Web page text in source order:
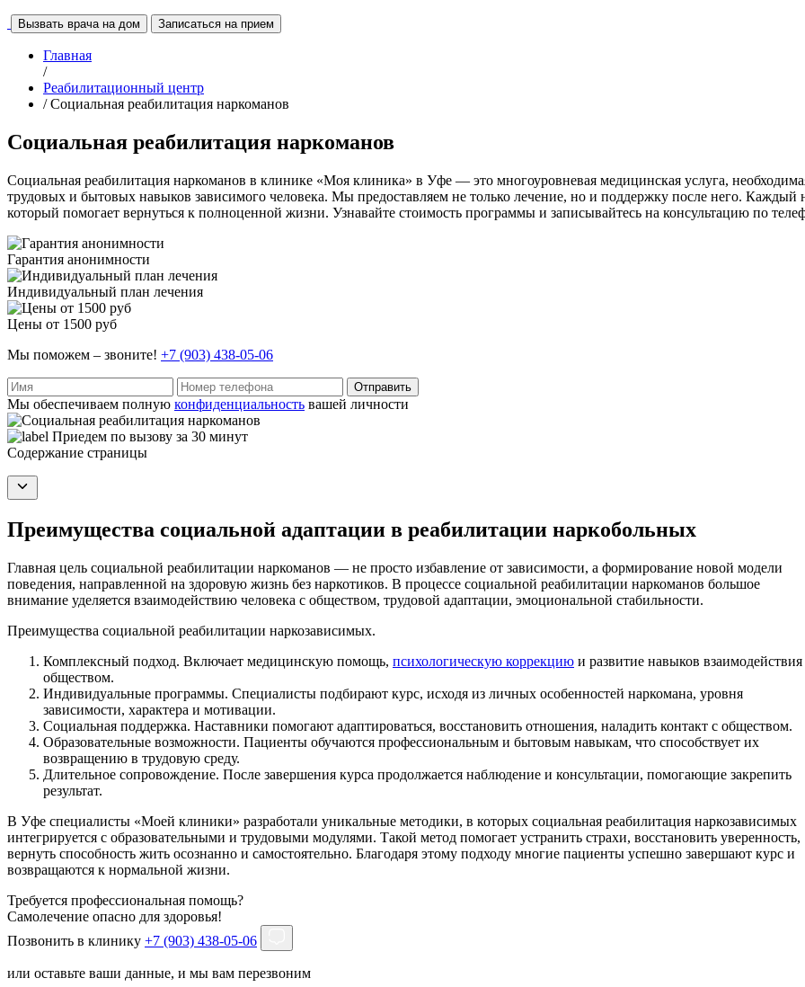
Вызвать врача на дом Записаться на прием
Главная
/
Реабилитационный центр
/ Социальная реабилитация наркоманов
Социальная реабилитация наркоманов
Социальная реабилитация наркоманов в клинике «Моя клиника» в Уфе — это многоуровневая медицинская услуга,
трудовых и бытовых навыков зависимого человека. Мы предоставляем не только лечение, но и поддержку после него.
который помогает вернуться к полноценной жизни. Узнавайте стоимость программы и записывайтесь на консультацию по
Гарантия анонимности
Индивидуальный план лечения
Цены от 1500 руб
Мы поможем – звоните! +7 (903) 438-05-06
Отправить
Мы обеспечиваем полную конфиденциальность вашей личности
Приедем по вызову за 30 минут
Содержание страницы
Преимущества социальной адаптации в реабилитации наркобольных
Главная цель социальной реабилитации наркоманов — не просто избавление от зависимости, а формирование новой модели
поведения, направленной на здоровую жизнь без наркотиков. В процессе социальной реабилитации наркоманов большое
внимание уделяется взаимодействию человека с обществом, трудовой адаптации, эмоциональной стабильности.
Преимущества социальной реабилитации наркозависимых.
Комплексный подход. Включает медицинскую помощь, психологическую коррекцию и развитие навыков взаимодействия
обществом.
Индивидуальные программы. Специалисты подбирают курс, исходя из личных особенностей наркомана, уровня
зависимости, характера и мотивации.
Социальная поддержка. Наставники помогают адаптироваться, восстановить отношения, наладить контакт с обществом.
Образовательные возможности. Пациенты обучаются профессиональным и бытовым навыкам, что способствует их
возвращению в трудовую среду.
Длительное сопровождение. После завершения курса продолжается наблюдение и консультации, помогающие закрепить
результат.
В Уфе специалисты «Моей клиники» разработали уникальные методики, в которых социальная реабилитация наркозависимых
интегрируется с образовательными и трудовыми модулями. Такой метод помогает устранить страхи, восстановить уверенность,
вернуть способность жить осознанно и самостоятельно. Благодаря этому подходу многие пациенты успешно завершают курс и
возвращаются к нормальной жизни.
Требуется профессиональная помощь?
Самолечение опасно для здоровья!
Позвонить в клинику +7 (903) 438-05-06
или оставьте ваши данные, и мы вам перезвоним